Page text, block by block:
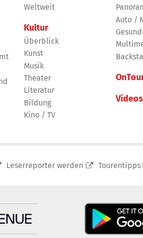
Weltweit
Kultur
Überblick
Kunst
Musik
Theater
Literatur
Bildung
Kino / TV
Auto /
Videos
Leserreporter werden Tourentipps